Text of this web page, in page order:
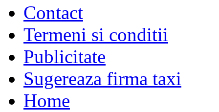
Contact
Termeni si conditii
Publicitate
Sugereaza firma taxi
Home